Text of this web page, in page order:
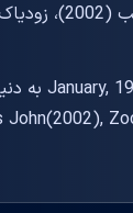
John(2002),